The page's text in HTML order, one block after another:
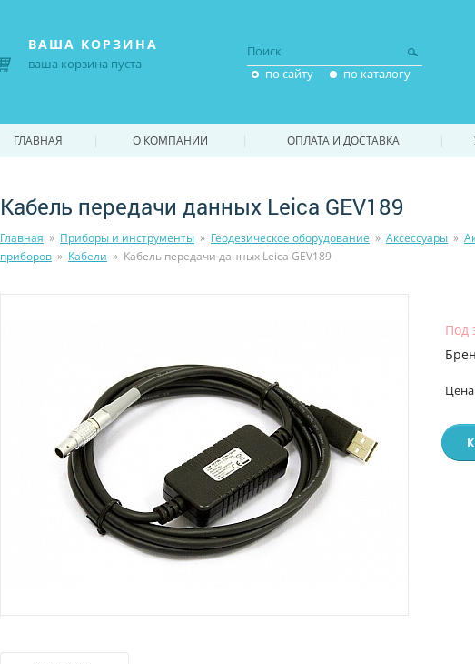
Кабель передачи данных Leica GEV189
Главная » Приборы и инструменты » Геодезическое оборудование » Аксессуары »
приборов » Кабели » Кабель передачи данных Leica GEV189
Под
ВАША КОРЗИНА
ваша корзина пуста
по сайту по каталогу
ГЛАВНАЯ | О КОМПАНИИ | ОПЛАТА И ДОСТАВКА |